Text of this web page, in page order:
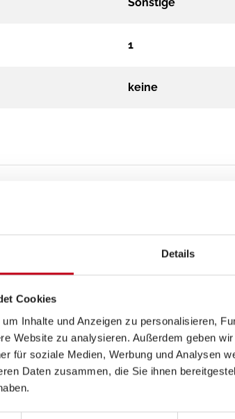
Details
Cookies
Inhalte und Anzeigen zu personalisieren,
Website zu analysieren. Außerdem geben
für soziale Medien, Werbung und Analysen
Daten zusammen, die Sie ihnen
1
keine